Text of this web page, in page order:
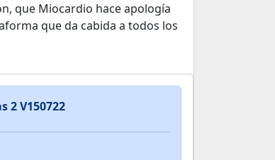
que Miocardio hace apología
que da cabida a todos los
2 V150722